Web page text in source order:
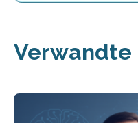
Verwandte